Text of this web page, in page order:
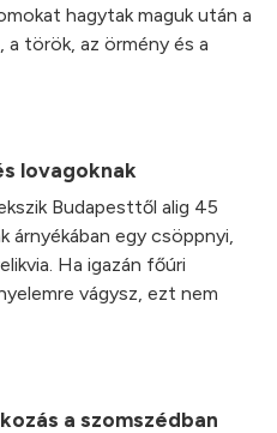
hagytak maguk után a
a török, az örmény és a
lovagoknak
Budapesttől alig 45
árnyékában egy csöppnyi,
Ha igazán főúri
vágysz, ezt nem
a szomszédban